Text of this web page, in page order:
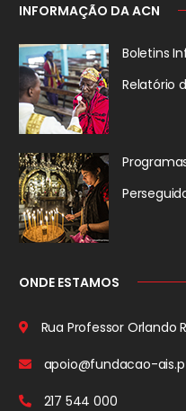
INFORMAÇÃO DA ACN
Boletins
Relatório
ONDE ESTAMOS
Rua Professor Orlando
apoio@fundacao-
217 544 000